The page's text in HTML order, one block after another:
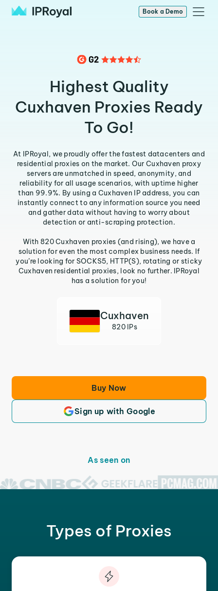
Book a Demo
Highest Quality
Cuxhaven Proxies Ready
To Go!
At IPRoyal, we proudly offer the fastest datacenters and
residential proxies on the market. Our Cuxhaven proxy
servers are unmatched in speed, anonymity, and
reliability for all usage scenarios, with uptime higher
than 99.9%. By using a Cuxhaven IP address, you can
instantly connect to any information source you need
and gather data without having to worry about
detection or anti-scraping protection.
With 820 Cuxhaven proxies (and rising), we have a
solution for even the most complex business needs. If
you’re looking for SOCKS5, HTTP(S), rotating or sticky
Cuxhaven residential proxies, look no further. IPRoyal
has a solution for you!
Cuxhaven
820 IPs
Buy Now
Sign up with Google
As seen on
Types of Proxies